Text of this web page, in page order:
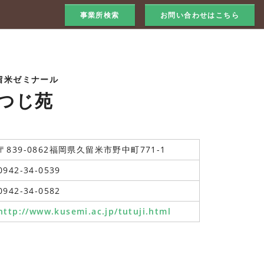
事業所検索 お問い合わせはこちら
ゼミナール
じ苑
839-0862福岡県久留米市野中町771-1
34-0539
34-0582
www.kusemi.ac.jp/tutuji.html